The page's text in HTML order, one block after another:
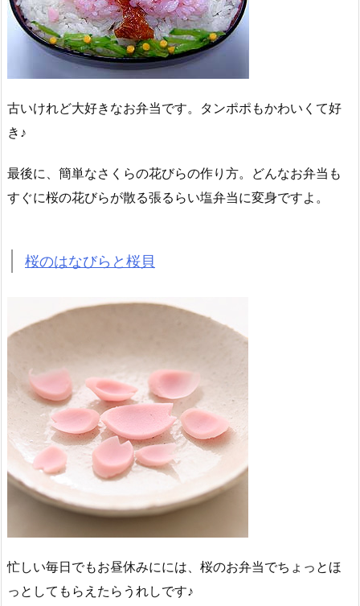
古いけれど大好きなお弁当です。タンポポもかわいくて好
き♪
最後に、簡単なさくらの花びらの作り方。どんなお弁当も
すぐに桜の花びらが散る張るらい塩弁当に変身ですよ。
桜のはなびらと桜貝
忙しい毎日でもお昼休みにには、桜のお弁当でちょっとほ
っとしてもらえたらうれしです♪